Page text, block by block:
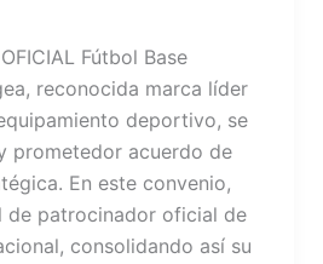
Fútbol Base
reconocida marca líder
deportivo, se
prometedor acuerdo de
En este convenio,
de patrocinador oficial de
consolidando así su